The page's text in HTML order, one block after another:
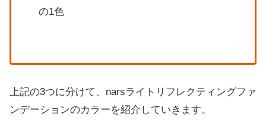
の1色
上記の3つに分けて、narsライトリフレクティングファ
ンデーションのカラーを紹介していきます。